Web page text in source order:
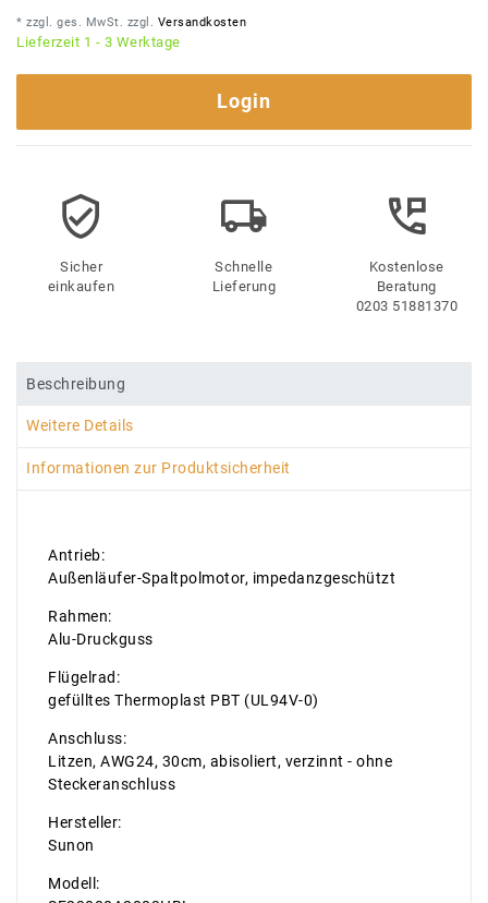
* zzgl. ges. MwSt. zzgl. Versandkosten
Lieferzeit 1 - 3 Werktage
Login
Sicher
einkaufen
Schnelle
Lieferung
Kostenlose
Beratung
0203 51881370
Beschreibung
Weitere Details
Informationen zur Produktsicherheit
Antrieb:
Außenläufer-Spaltpolmotor, impedanzgeschützt
Rahmen:
Alu-Druckguss
Flügelrad:
gefülltes Thermoplast PBT (UL94V-0)
Anschluss:
Litzen, AWG24, 30cm, abisoliert, verzinnt - ohne
Steckeranschluss
Hersteller:
Sunon
Modell: